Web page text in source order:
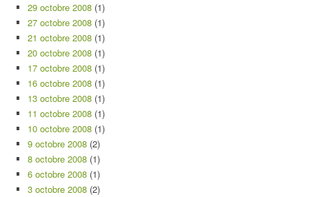
29 octobre 2008 (1)
27 octobre 2008 (1)
21 octobre 2008 (1)
20 octobre 2008 (1)
17 octobre 2008 (1)
16 octobre 2008 (1)
13 octobre 2008 (1)
11 octobre 2008 (1)
10 octobre 2008 (1)
9 octobre 2008 (2)
8 octobre 2008 (1)
6 octobre 2008 (1)
3 octobre 2008 (2)